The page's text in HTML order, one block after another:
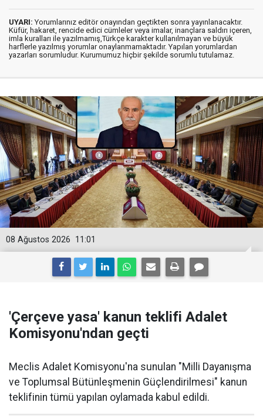
UYARI: Yorumlarınız editör onayından geçtikten sonra yayınlanacaktır.
Küfür, hakaret, rencide edici cümleler veya imalar, inançlara saldırı içeren,
imla kuralları ile yazılmamış,Türkçe karakter kullanılmayan ve büyük
harflerle yazılmış yorumlar onaylanmamaktadır. Yapılan yorumlardan
yazarları sorumludur. Kurumumuz hiçbir şekilde sorumlu tutulamaz.
11:01
08 Ağustos 2026
'Çerçeve yasa' kanun teklifi Adalet
Komisyonu'ndan geçti
Meclis Adalet Komisyonu'na sunulan "Milli Dayanışma
ve Toplumsal Bütünleşmenin Güçlendirilmesi" kanun
teklifinin tümü yapılan oylamada kabul edildi.